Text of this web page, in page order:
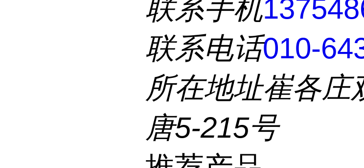
联系手机
联系电话010-
所在地址崔各庄
唐5-215号